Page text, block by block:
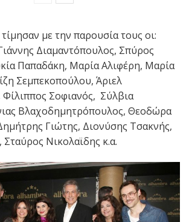
με την παρουσία τους οι:
Διαμαντόπουλος, Σπύρος
Παπαδάκη, Μαρία Αλιφέρη, Μαρία
Σεμπεκοπούλου, Άριελ
Φίλιππος Σοφιανός, Σύλβια
Βλαχοδημητρόπουλος, Θεοδώρα
Γιώτης, Διονύσης Τσακνής,
Νικολαϊδης κ.α.